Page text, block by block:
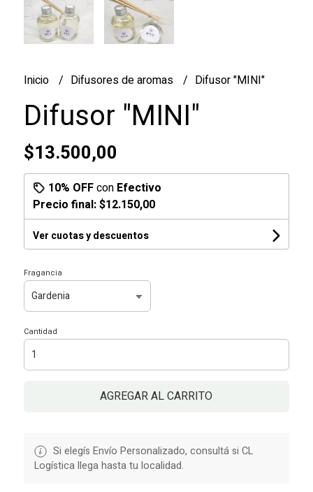
Inicio Difusores de aromas Difusor "MINI"
Difusor "MINI"
$13.500,00
10% OFFcon Efectivo
Precio final:$12.150,00
Ver cuotas y descuentos
Fragancia
Cantidad
AGREGAR AL CARRITO
Si elegís Envío Personalizado, consultá si CL
Logística llega hasta tu localidad.